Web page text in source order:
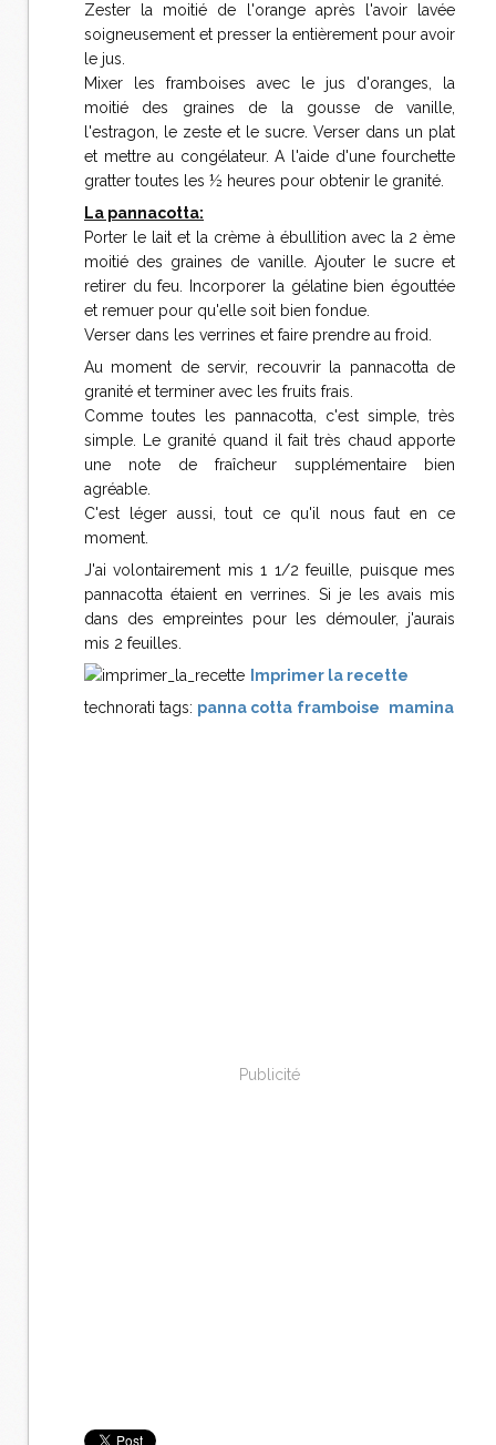
Zester la moitié de l'orange après l'avoir lavée
soigneusement et presser la entièrement pour avoir
le jus.
Mixer les framboises avec le jus d'oranges, la
moitié des graines de la gousse de vanille,
l'estragon, le zeste et le sucre. Verser dans un plat
et mettre au congélateur. A l'aide d'une fourchette
gratter toutes les ½ heures pour obtenir le granité.
La pannacotta:
Porter le lait et la crème à ébullition avec la 2 ème
moitié des graines de vanille. Ajouter le sucre et
retirer du feu. Incorporer la gélatine bien égouttée
et remuer pour qu'elle soit bien fondue.
Verser dans les verrines et faire prendre au froid.
Au moment de servir, recouvrir la pannacotta de
granité et terminer avec les fruits frais.
Comme toutes les pannacotta, c'est simple, très
simple. Le granité quand il fait très chaud apporte
une note de fraîcheur supplémentaire bien
agréable.
C'est léger aussi, tout ce qu'il nous faut en ce
moment.
J'ai volontairement mis 1 1/2 feuille, puisque mes
pannacotta étaient en verrines. Si je les avais mis
dans des empreintes pour les démouler, j'aurais
mis 2 feuilles.
Imprimer la recette
technorati tags: panna cotta framboise mamina
Publicité